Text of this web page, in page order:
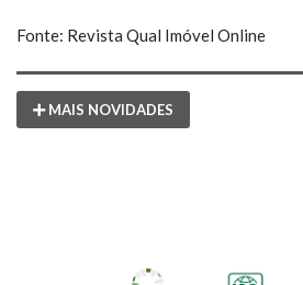
Fonte: Revista Qual Imóvel Online
MAIS NOVIDADES